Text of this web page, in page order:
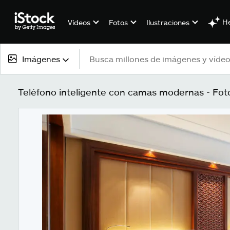
Vídeos Fotos Ilustraciones
Imágenes
Imágenes
Fotos
Ilustraciones
Teléfono inteligente con camas modernas -